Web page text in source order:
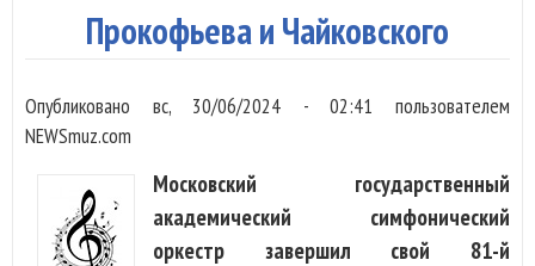
Прокофьева и Чайковского
Опубликовано вс, 30/06/2024 - 02:41 пользователем
NEWSmuz.com
Московский государственный
академический симфонический
оркестр завершил свой 81-й